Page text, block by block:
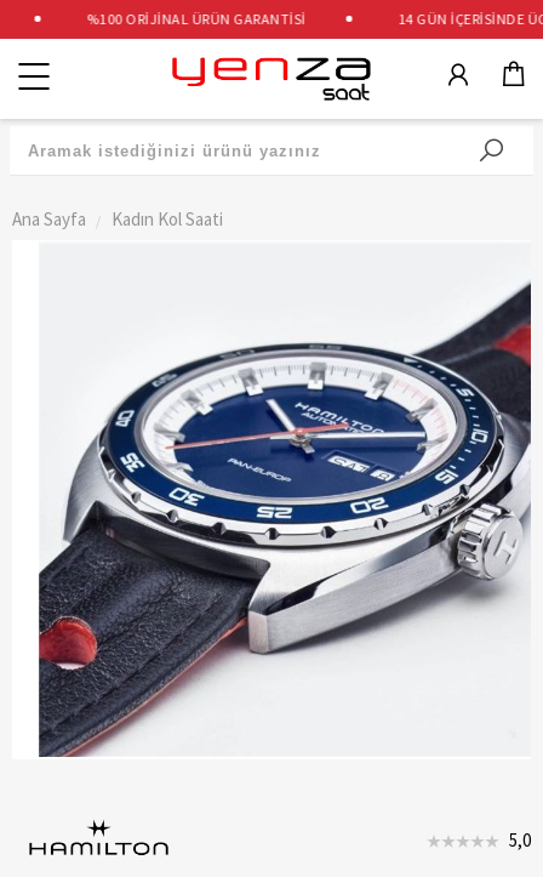
%100 ORİJİNAL ÜRÜN GARANTİSİ 14 GÜN İÇERİSİNDE
Kategoriler
Ana Sayfa Kadın Kol Saati
5,0